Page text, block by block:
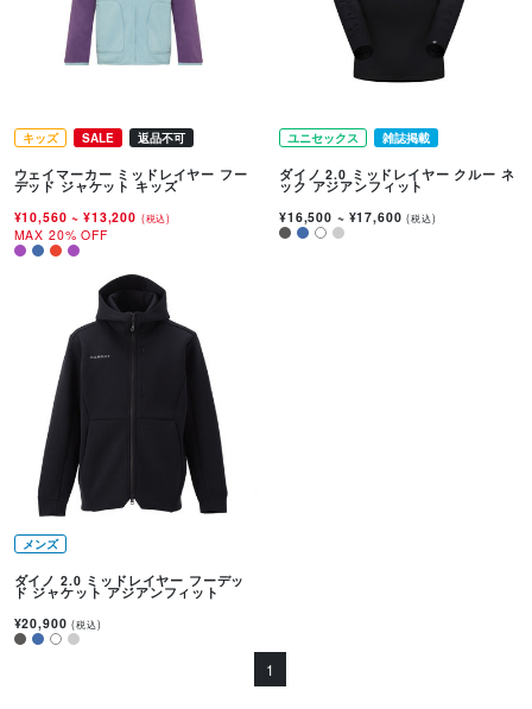
キッズ SALE 返品不可
ウェイマーカー ミッドレイヤー フー
デッド ジャケット キッズ
¥10,560~ ¥13,200 (税込)
MAX 20% OFF
ユニセックス 雑誌掲載
ダイノ 2.0 ミッドレイヤー クルー ネ
ック アジアンフィット
¥16,500 ~ ¥17,600(税込)
メンズ
ダイノ 2.0 ミッドレイヤー フーデッ
ド ジャケット アジアンフィット
¥20,900(税込)
1